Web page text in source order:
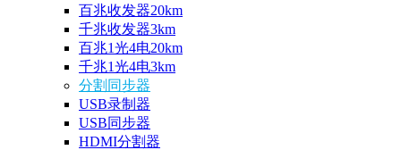
百兆收发器20km
千兆收发器3km
百兆1光4电20km
千兆1光4电3km
分割同步器
USB录制器
USB同步器
HDMI分割器